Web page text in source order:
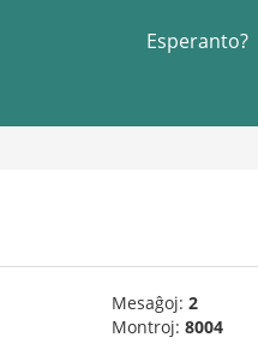
Esperanto?
Mesaĝoj: 2
Montroj: 8004